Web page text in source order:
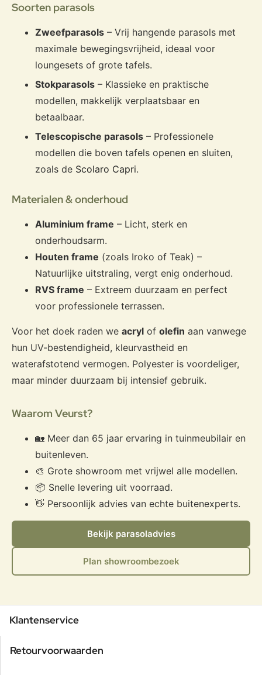
Soorten parasols
Zweefparasols – Vrij hangende parasols met
maximale bewegingsvrijheid, ideaal voor
loungesets of grote tafels.
Stokparasols – Klassieke en praktische
modellen, makkelijk verplaatsbaar en
betaalbaar.
Telescopische parasols – Professionele
modellen die boven tafels openen en sluiten,
zoals de Scolaro Capri.
Materialen & onderhoud
Aluminium frame – Licht, sterk en
onderhoudsarm.
Houten frame (zoals Iroko of Teak) –
Natuurlijke uitstraling, vergt enig onderhoud.
RVS frame – Extreem duurzaam en perfect
voor professionele terrassen.
Voor het doek raden we acryl of olefin aan vanwege
hun UV-bestendigheid, kleurvastheid en
waterafstotend vermogen. Polyester is voordeliger,
maar minder duurzaam bij intensief gebruik.
Waarom Veurst?
🏡 Meer dan 65 jaar ervaring in tuinmeubilair en
buitenleven.
🎨 Grote showroom met vrijwel alle modellen.
📦 Snelle levering uit voorraad.
👋 Persoonlijk advies van echte buitenexperts.
Bekijk parasoladvies
Plan showroombezoek
Klantenservice
Retourvoorwaarden